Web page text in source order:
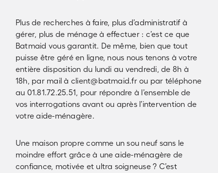
Plus de recherches à faire, plus d’administratif à
gérer, plus de ménage à effectuer : c’est ce que
Batmaid vous garantit. De même, bien que tout
puisse être géré en ligne, nous nous tenons à votre
entière disposition du lundi au vendredi, de 8h à
18h, par mail à client@batmaid.fr ou par téléphone
au 01.81.72.25.51, pour répondre à l’ensemble de
vos interrogations avant ou après l’intervention de
votre aide-ménagère.
Une maison propre comme un sou neuf sans le
moindre effort grâce à une aide-ménagère de
confiance, motivée et ultra soigneuse ? C’est